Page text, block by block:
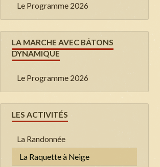
Le Programme 2026
LA MARCHE AVEC BÂTONS
DYNAMIQUE
Le Programme 2026
LES ACTIVITÉS
La Randonnée
La Raquette à Neige